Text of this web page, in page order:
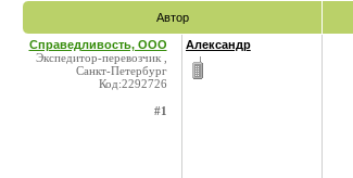
Автор
Справедливость, ООО
Экспедитор-перевозчик ,
Санкт-Петербург
Код:2292726
#1
Александр